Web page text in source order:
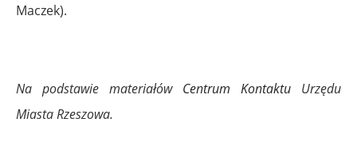
Maczek).
Na podstawie materiałów Centrum Kontaktu Urzędu
Miasta Rzeszowa.